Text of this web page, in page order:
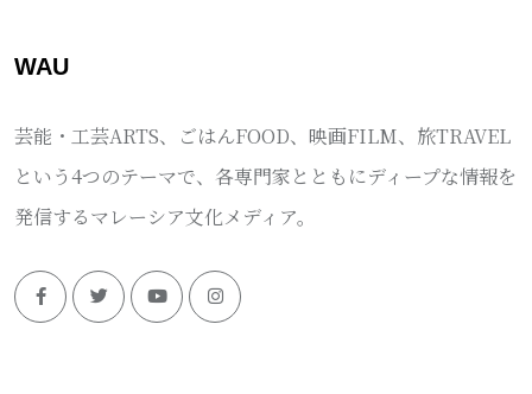
WAU
芸能・工芸ARTS、ごはんFOOD、映画FILM、旅TRAVEL
という4つのテーマで、各専門家とともにディープな情報を
発信するマレーシア文化メディア。